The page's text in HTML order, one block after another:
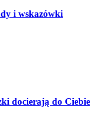
i wskazówki
docierają do Ciebie